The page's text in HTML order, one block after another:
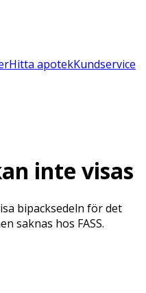
Hitta apotekKundservice
inte visas
bipacksedeln för det
saknas hos FASS.